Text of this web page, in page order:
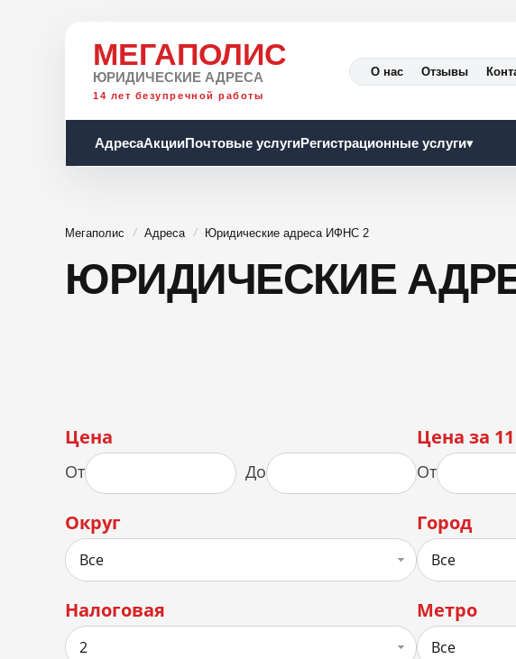
МЕГАПОЛИС
ЮРИДИЧЕСКИЕ АДРЕСА
14 лет безупречной работы
О нас Отзывы
АдресаАкцииПочтовые услугиРегистрационные услуги▾
Мегаполис Адреса Юридические адреса ИФНС 2
ЮРИДИЧЕСКИЕ
Цена
От До
Цена за
От
Округ
Все
Город
Все
Налоговая
2
Метро
Все